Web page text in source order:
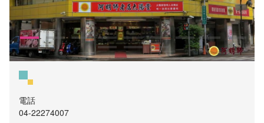
電話
04-22274007